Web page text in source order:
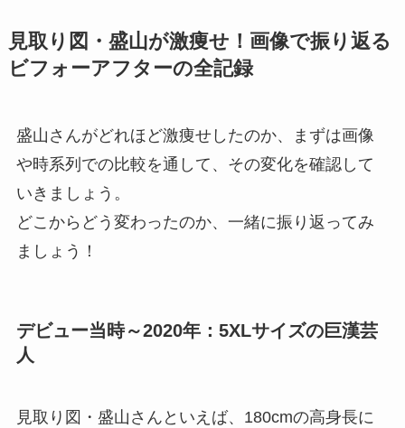
見取り図・盛山が激痩せ！画像で振り返る
ビフォーアフターの全記録
盛山さんがどれほど激痩せしたのか、まずは画像
や時系列での比較を通して、その変化を確認して
いきましょう。
どこからどう変わったのか、一緒に振り返ってみ
ましょう！
デビュー当時～2020年：5XLサイズの巨漢芸
人
見取り図・盛山さんといえば、180cmの高身長に